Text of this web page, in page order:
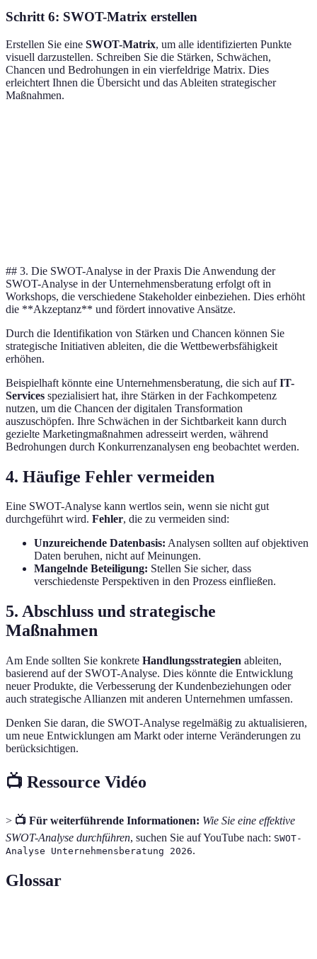
Schritt 6: SWOT-Matrix erstellen
Erstellen Sie eine SWOT-Matrix, um alle identifizierten Punkte
visuell darzustellen. Schreiben Sie die Stärken, Schwächen,
Chancen und Bedrohungen in ein vierfeldrige Matrix. Dies
erleichtert Ihnen die Übersicht und das Ableiten strategischer
Maßnahmen.
## 3. Die SWOT-Analyse in der Praxis Die Anwendung der
SWOT-Analyse in der Unternehmensberatung erfolgt oft in
Workshops, die verschiedene Stakeholder einbeziehen. Dies erhöht
die **Akzeptanz** und fördert innovative Ansätze.
Durch die Identifikation von Stärken und Chancen können Sie
strategische Initiativen ableiten, die die Wettbewerbsfähigkeit
erhöhen.
Beispielhaft könnte eine Unternehmensberatung, die sich aufIT-
Services spezialisiert hat, ihre Stärken in der Fachkompetenz
nutzen, um die Chancen der digitalen Transformation
auszuschöpfen. Ihre Schwächen in der Sichtbarkeit kann durch
gezielte Marketingmaßnahmen adresseirt werden, während
Bedrohungen durch Konkurrenzanalysen eng beobachtet werden.
4. Häufige Fehler vermeiden
Eine SWOT-Analyse kann wertlos sein, wenn sie nicht gut
durchgeführt wird. Fehler, die zu vermeiden sind:
Unzureichende Datenbasis: Analysen sollten auf objektiven
Daten beruhen, nicht auf Meinungen.
Mangelnde Beteiligung: Stellen Sie sicher, dass
verschiedenste Perspektiven in den Prozess einfließen.
5. Abschluss und strategische
Maßnahmen
Am Ende sollten Sie konkrete Handlungsstrategien ableiten,
basierend auf der SWOT-Analyse. Dies könnte die Entwicklung
neuer Produkte, die Verbesserung der Kundenbeziehungen oder
auch strategische Allianzen mit anderen Unternehmen umfassen.
Denken Sie daran, die SWOT-Analyse regelmäßig zu aktualisieren,
um neue Entwicklungen am Markt oder interne Veränderungen zu
berücksichtigen.
📺 Ressource Vidéo
> 📺 Für weiterführende Informationen: Wie Sie eine effektive
SWOT-Analyse durchführen, suchen Sie auf YouTube nach: SWOT-
Analyse Unternehmensberatung 2026.
Glossar